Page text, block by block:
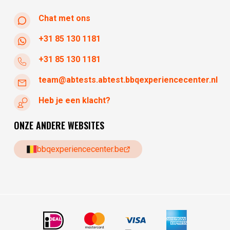
Chat met ons
+31 85 130 1181
+31 85 130 1181
team@abtests.abtest.bbqexperiencecenter.nl
Heb je een klacht?
ONZE ANDERE WEBSITES
bbqexperiencecenter.be